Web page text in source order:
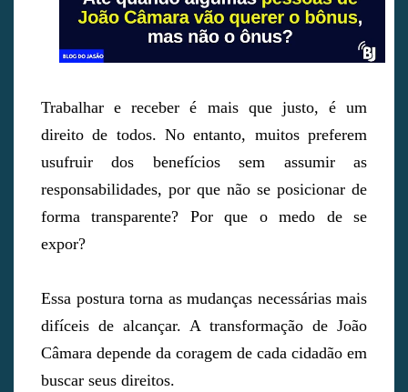
Trabalhar e receber é mais que justo, é um
direito de todos. No entanto, muitos preferem
usufruir dos benefícios sem assumir as
responsabilidades, por que não se posicionar de
forma transparente? Por que o medo de se
expor?
Essa postura torna as mudanças necessárias mais
difíceis de alcançar. A transformação de João
Câmara depende da coragem de cada cidadão em
buscar seus direitos.